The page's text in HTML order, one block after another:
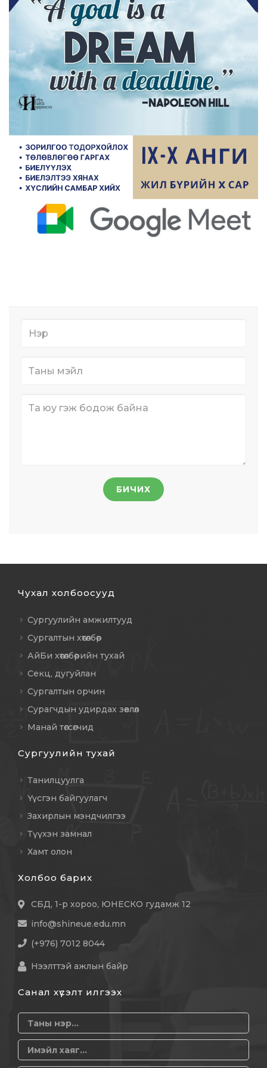
БИЧИХ
Чухал холбоосууд
Сургуулийн амжилтууд
Сургалтын хөтөлбөр
АйБи хөтөлбөрийн тухай
Секц, дугуйлан
Сургалтын орчин
Сурагчдын удирдах зөвлөл
Манай төгсөгчид
Сургуулийн тухай
Танилцуулга
Үүсгэн байгуулагч
Захирлын мэндчилгээ
Түүхэн замнал
Хамт олон
Холбоо барих
СБД, 1-р хороо, ЮНЕСКО гудамж 12
info@shineue.edu.mn
(+976) 7012 8044
Нээлттэй ажлын байр
Санал хүсэлт илгээх